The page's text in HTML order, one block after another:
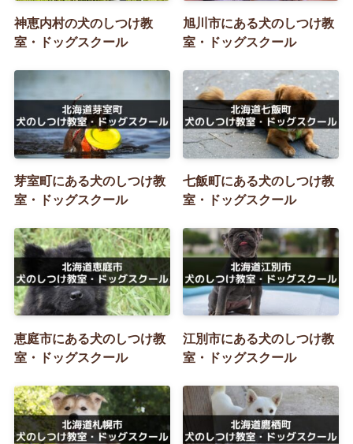
神恵内村の犬のしつけ教
室・ドッグスクール
旭川市にある犬のしつけ教
室・ドッグスクール
芽室町にある犬のしつけ教
室・ドッグスクール
七飯町にある犬のしつけ教
室・ドッグスクール
恵庭市にある犬のしつけ教
室・ドッグスクール
江別市にある犬のしつけ教
室・ドッグスクール